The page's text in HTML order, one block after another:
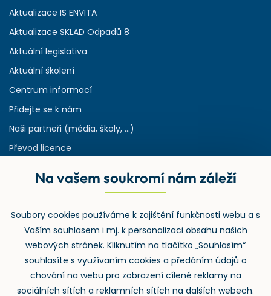
Aktualizace IS ENVITA
Aktualizace SKLAD Odpadů 8
Aktuální legislativa
Aktuální školení
Centrum informací
Přidejte se k nám
Naši partneři (média, školy, ...)
Převod licence
Rejstřík používaných zkratek v odpadech
Zpětný odběr
Na vašem soukromí nám záleží
Soubory cookies používáme k zajištění funkčnosti webu a s
Vaším souhlasem i mj. k personalizaci obsahu našich
webových stránek. Kliknutím na tlačítko „Souhlasím“
souhlasíte s využívaním cookies a předáním údajů o
chování na webu pro zobrazení cílené reklamy na
sociálních sítích a reklamních sítích na dalších webech.